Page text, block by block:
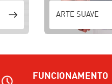
ARTE SUAVE
FUNCIONAMENTO